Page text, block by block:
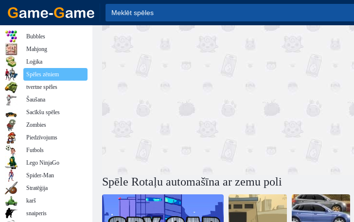
Spēle Rotaļu automašīna ar zemu poli
Bubbles
Mahjong
Loģika
Spēles zēniem
tvertne spēles
Šaušana
Sacīkšu spēles
Zombies
Piedzīvojums
Futbols
Lego NinjaGo
Spider-Man
Stratēģija
karš
snaiperis